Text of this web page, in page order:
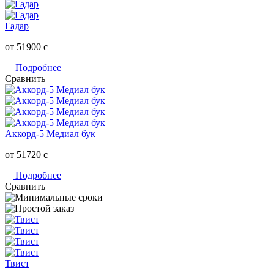
Гадар
от 51900 c
Подробнее
Сравнить
Аккорд-5 Медиал бук
от 51720 c
Подробнее
Сравнить
Твист